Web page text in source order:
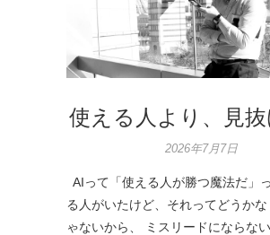
使える人より、見抜
2026年7月7日
AIって「使える人が勝つ魔法だ」
る人がいたけど、それってどうかな
ゃないから、 ミスリードにならな